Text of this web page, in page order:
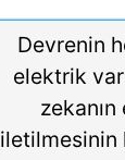
Devrenin
elektrik
iletilmesinin